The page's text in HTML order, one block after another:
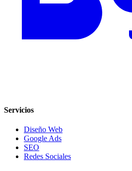
Servicios
Diseño Web
Google Ads
SEO
Redes Sociales